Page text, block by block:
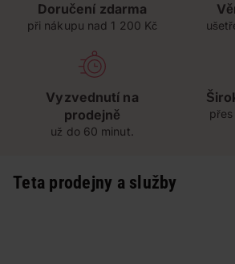
Doručení zdarma
při nákupu nad 1 200 Kč
Vyzvednutí na
prodejně
už do 60 minut.
Teta prodejny a služby